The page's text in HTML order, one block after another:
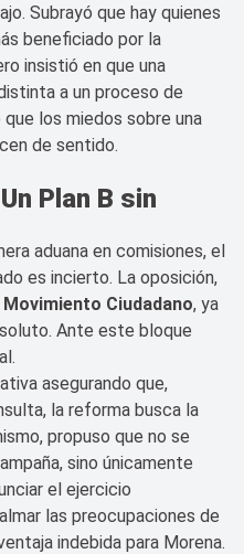
Subrayó que hay quienes
beneficiado por la
insistió en que una
a un proceso de
los miedos sobre una
de sentido.
Plan B sin
aduana en comisiones, el
es incierto. La oposición,
Movimiento Ciudadano, ya
Ante este bloque
asegurando que,
la reforma busca la
propuso que no se
sino únicamente
el ejercicio
las preocupaciones de
indebida para Morena.